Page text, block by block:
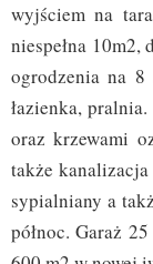
wyjściem na
niespełna 10m2,
ogrodzenia na 8
łazienka,
oraz krzewami
także
sypialniany a
północ. Garaż